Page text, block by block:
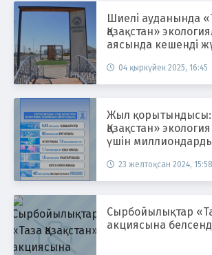
Шиелі ауданында
Қазақстан»
аясында кешенді
04 қыркүйек 2025, 16:45
Жыл қорытындысы:
Қазақстан»
үшін миллиондарды
23 желтоқсан 2024, 15:58
Сырбойылықтар «Таза Қазақстан»
акциясына